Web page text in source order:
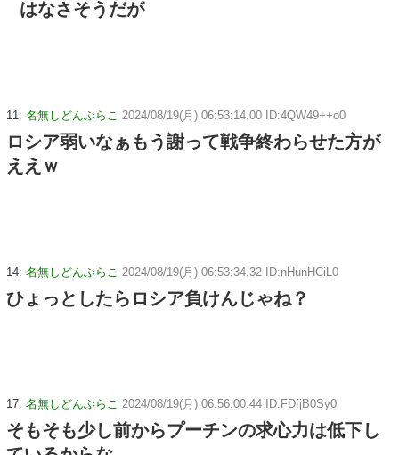
はなさそうだが
11: 名無しどんぶらこ 2024/08/19(月) 06:53:14.00 ID:4QW49++o0
ロシア弱いなぁもう謝って戦争終わらせた方が
ええｗ
14: 名無しどんぶらこ 2024/08/19(月) 06:53:34.32 ID:nHunHCiL0
ひょっとしたらロシア負けんじゃね？
17: 名無しどんぶらこ 2024/08/19(月) 06:56:00.44 ID:FDfjB0Sy0
そもそも少し前からプーチンの求心力は低下し